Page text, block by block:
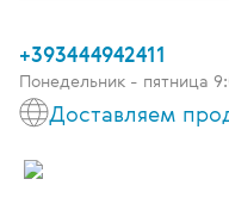
+393444942411
Понедельник - пятница
Доставляем